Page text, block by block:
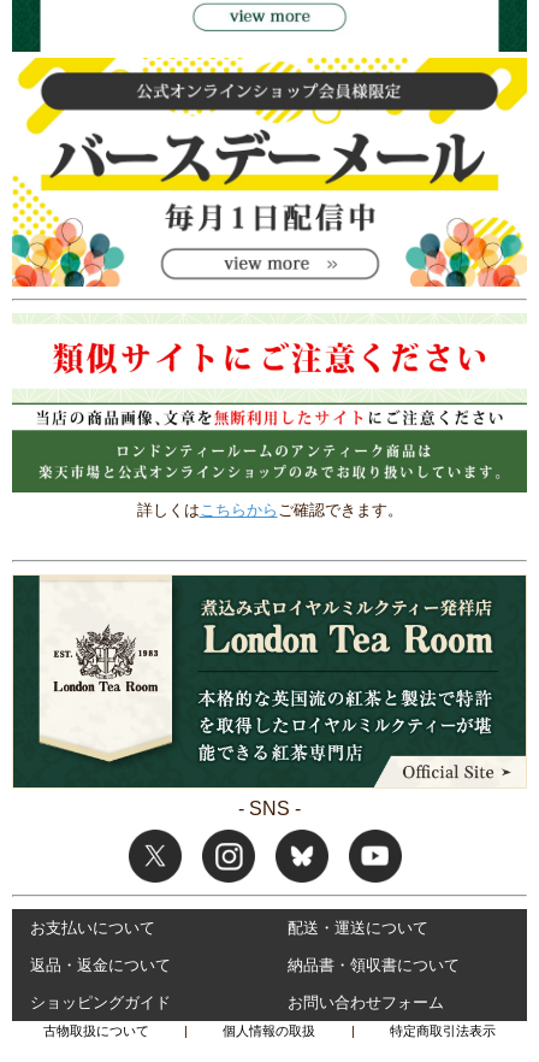
詳しくは こちらから ご確認できます。
- SNS -
お支払いについて 配送・運送について
返品・返金について 納品書・領収書について
ショッピングガイド お問い合わせフォーム
古物取扱について | 個人情報の取扱 | 特定商取引法表示